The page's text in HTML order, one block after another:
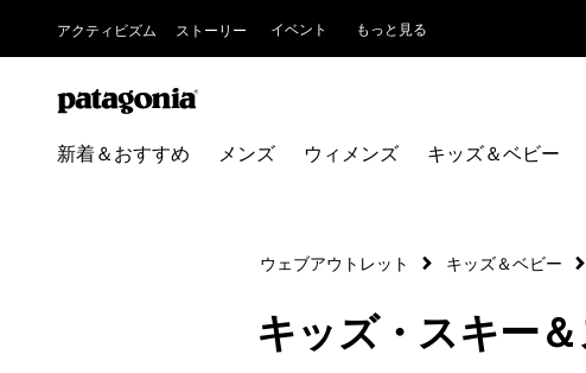
アクティビズム ストーリー イベント もっと見る
新着＆おすすめ メンズ ウィメンズ キッズ＆ベビー
ウェブアウトレット キッズ＆ベビー
キッズ・スキー